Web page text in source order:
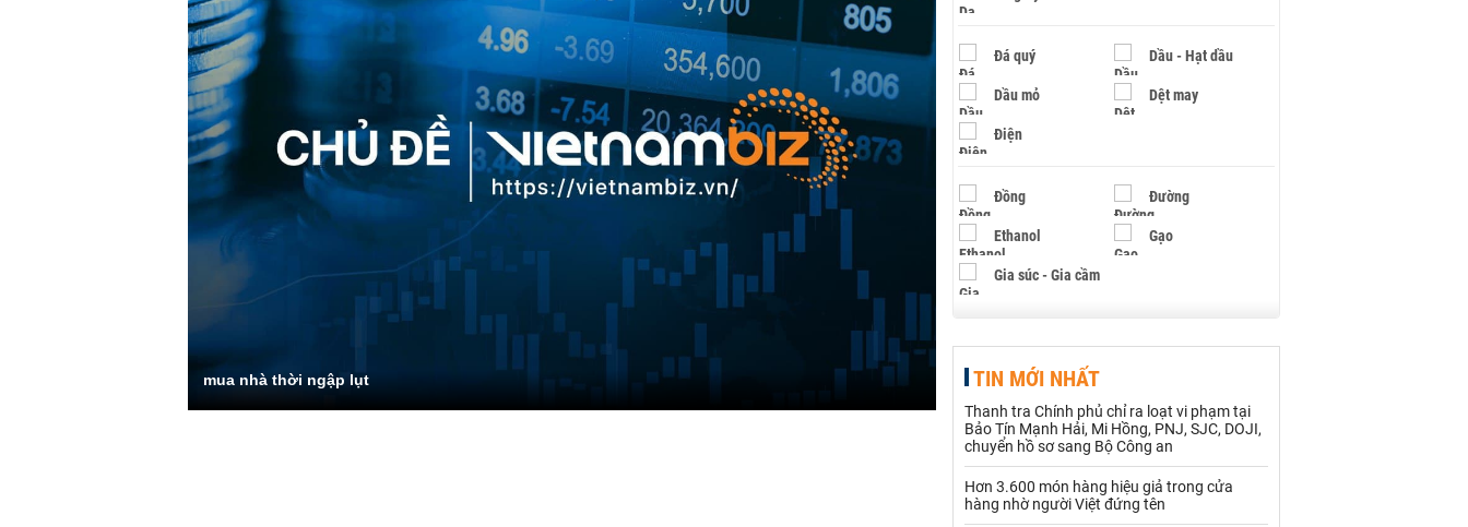
mua nhà thời ngập lụt
Đá quý Dầu - Hạt dầu
Dầu mỏ Dệt may
Điện
Đồng Đường
Ethanol Gạo
Gia súc - Gia cầm
Hạt điều
Khí đốt
Kim loại khác Mắc ca
Muối
TIN MỚI NHẤT
Thanh tra Chính phủ chỉ ra loạt vi phạm tại
Bảo Tín Mạnh Hải, Mi Hồng, PNJ, SJC, DOJI,
chuyển hồ sơ sang Bộ Công an
Hơn 3.600 món hàng hiệu giả trong cửa
hàng nhờ người Việt đứng tên